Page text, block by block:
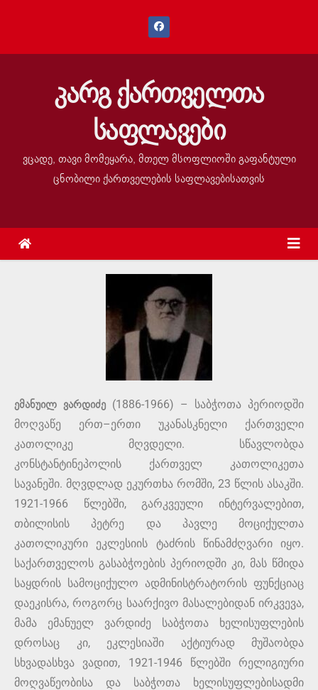
კარგ ქართველთა
საფლავები
ვცადე, თავი მომეყარა, მთელ მსოფლიოში გაფანტული
ცნობილი ქართველების საფლავებისათვის
ემანუილ ვარდიძე (1886-1966) – საბჭოთა პერიოდში
მოღვაწე ერთ–ერთი უკანასკნელი ქართველი
კათოლიკე მღვდელი. სწავლობდა
კონსტანტინეპოლის ქართველ კათოლიკეთა
სავანეში. მღვდლად ეკურთხა რომში, 23 წლის ასაკში.
1921-1966 წლებში, გარკვეული ინტერვალებით,
თბილისის პეტრე და პავლე მოციქულთა
კათოლიკური ეკლესიის ტაძრის წინამძღვარი იყო.
საქართველოს გასაბჭოების პერიოდში კი, მას წმიდა
საყდრის სამოციქულო ადმინისტრატორის ფუნქციაც
დაეკისრა, როგორც საარქივო მასალებიდან ირკვევა,
მამა ემანუელ ვარდიძე საბჭოთა ხელისუფლების
დროსაც კი, ეკლესიაში აქტიურად მუშაობდა
სხვადასხვა ვადით, 1921-1946 წლებში რელიგიური
მოღვაწეობისა და საბჭოთა ხელისუფლებისადმი